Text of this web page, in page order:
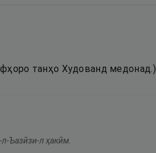
танҳо Худованд медонад.)
Ъазӣзи-л ҳакӣм.